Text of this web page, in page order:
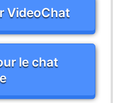
VideoChat
le chat